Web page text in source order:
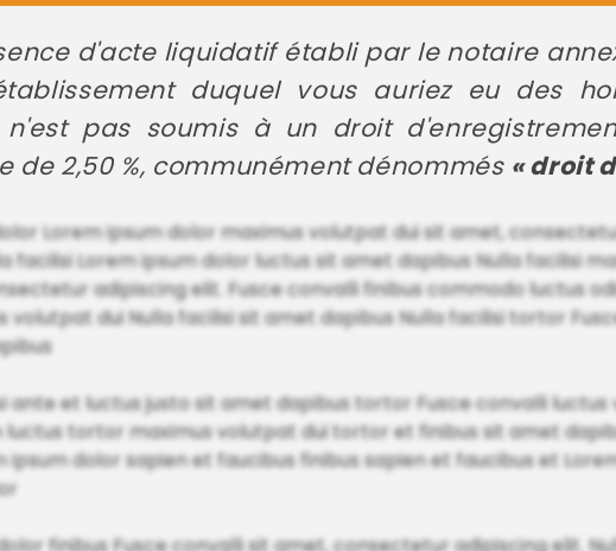
d'acte liquidatif établi par le notaire
duquel vous auriez eu des
pas soumis à un droit
de 2,50 %, communément dénommés « droit
Lorem ipsum dolor maximus volutpat dui sit amet,
facilisi Lorem ipsum dolor luctus sit amet dapibus Nulla facilisi
adipiscing elit. Fusce convalli finibus commodo luctus
volutpat dui Nulla facilisi sit amet dapibus Nulla facilisi tortor
ante et luctus justo sit amet dapibus tortor Fusce convalli
luctus tortor maximus volutpat dui tortor et finibus sit amet
ipsum dolor sapien et faucibus finibus sapien et faucibus et